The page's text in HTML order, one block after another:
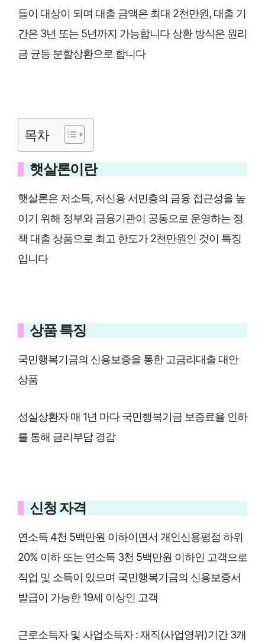
들이 대상이 되며 대출 금액은 최대 2천만원, 대출 기
간은 3년 또는 5년까지 가능합니다 상환 방식은 원리
금 균등 분할상환으로 합니다
목차
햇살론이란
햇살론은 저소득, 저신용 서민층의 금융 접근성을 높
이기 위해 정부와 금융기관이 공동으로 운영하는 정
책 대출 상품으로 최고 한도가 2천만원인 것이 특징
입니다
상품 특징
국민행복기금의 신용보증을 통한 고금리대출 대안
상품
성실상환자 매 1년 마다 국민행복기금 보증료율 인하
를 통해 금리부담 경감
신청 자격
연소득 4천 5백만원 이하이면서 개인신용평점 하위
20% 이하 또는 연소득 3천 5백만원 이하인 고객으로
직업 및 소득이 있으며 국민행복기금의 신용보증서
발급이 가능한 19세 이상인 고객
근로소득자 및 사업소득자 : 재직(사업영위)기간 3개